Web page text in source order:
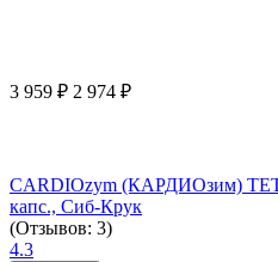
3 959 ₽ 2 974 ₽
CARDIOzym (КАРДИОзим)
капс., Сиб-Крук
(Отзывов: 3)
4.3